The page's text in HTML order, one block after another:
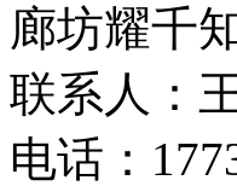
廊坊耀千
联系人：
电话：